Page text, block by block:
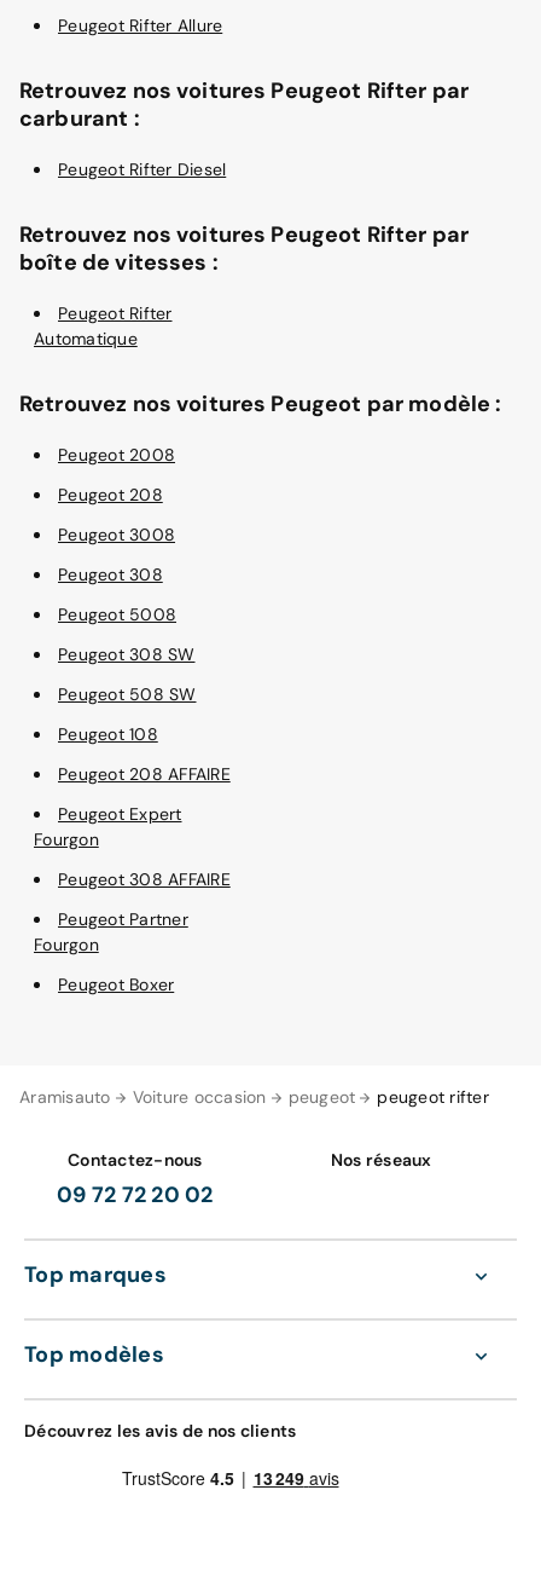
Aramisauto Voiture occasion peugeot peugeot rifter
Peugeot Rifter Allure
Retrouvez nos voitures Peugeot Rifter par
carburant :
Peugeot Rifter Diesel
Retrouvez nos voitures Peugeot Rifter par
boîte de vitesses :
Peugeot Rifter
Automatique
Retrouvez nos voitures Peugeot par modèle :
Peugeot 2008
Peugeot 208
Peugeot 3008
Peugeot 308
Peugeot 5008
Peugeot 308 SW
Peugeot 508 SW
Peugeot 108
Peugeot 208 AFFAIRE
Peugeot Expert
Fourgon
Peugeot 308 AFFAIRE
Peugeot Partner
Fourgon
Peugeot Boxer
Contactez-nous
09 72 72 20 02
Nos réseaux
Top marques
Top modèles
Découvrez les avis de nos clients